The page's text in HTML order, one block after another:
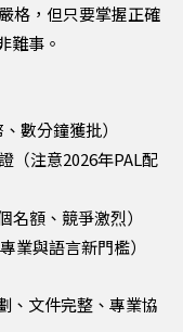
格，但只要掌握正確
難事。
數分鐘獲批）
注意2026年PAL配
額、競爭激烈）
業與語言新門檻）
、文件完整、專業協